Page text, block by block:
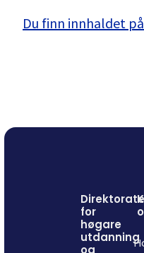
Du finn innhaldet
for
høgare
utdanning
og